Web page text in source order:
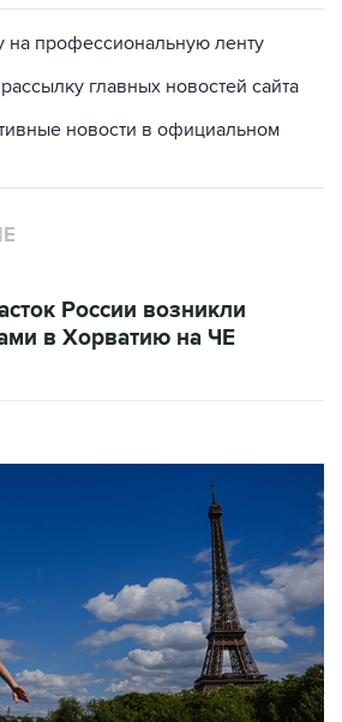
главных новостей сайта
новости в официальном
в Хорватию на ЧЕ